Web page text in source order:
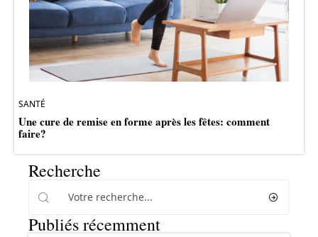
SANTÉ
Une cure de remise en forme après les fêtes: comment
faire?
Recherche
Publiés récemment